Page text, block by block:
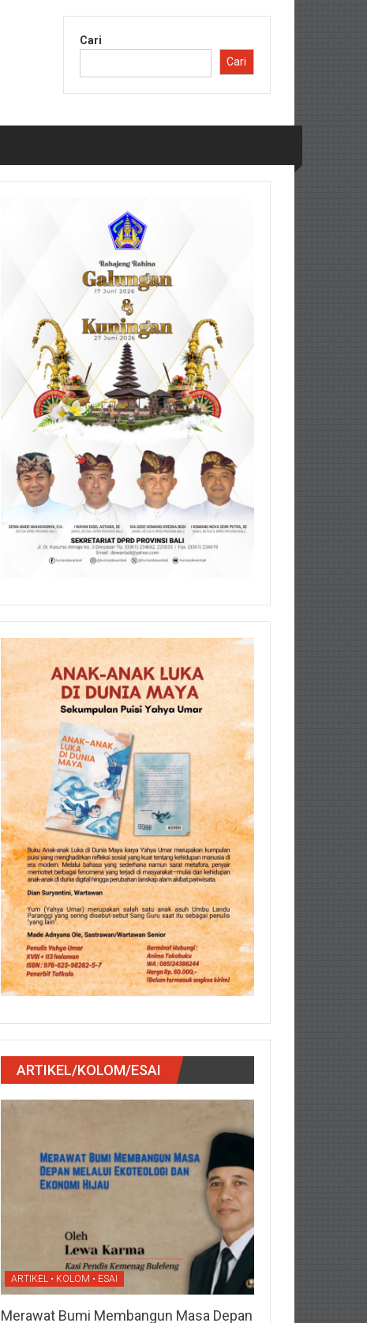
Cari
Cari
ARTIKEL/KOLOM/ESAI
ARTIKEL • KOLOM • ESAI
Merawat Bumi Membangun Masa Depan